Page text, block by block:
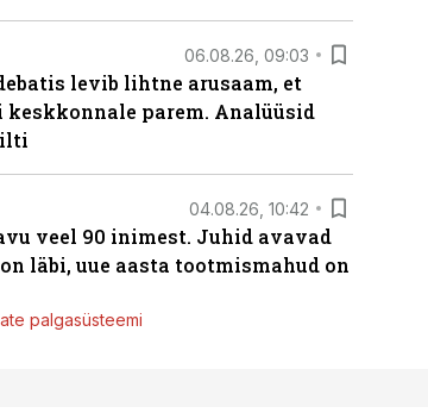
06.08.26, 09:03
levib lihtne arusaam, et
parem. Analüüsid
04.08.26, 10:42
veel 90 inimest. Juhid avavad
läbi, uue aasta tootmismahud on
palgasüsteemi